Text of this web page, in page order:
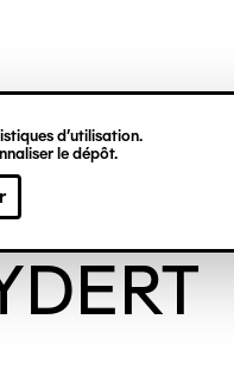
d’utilisation.
le dépôt.